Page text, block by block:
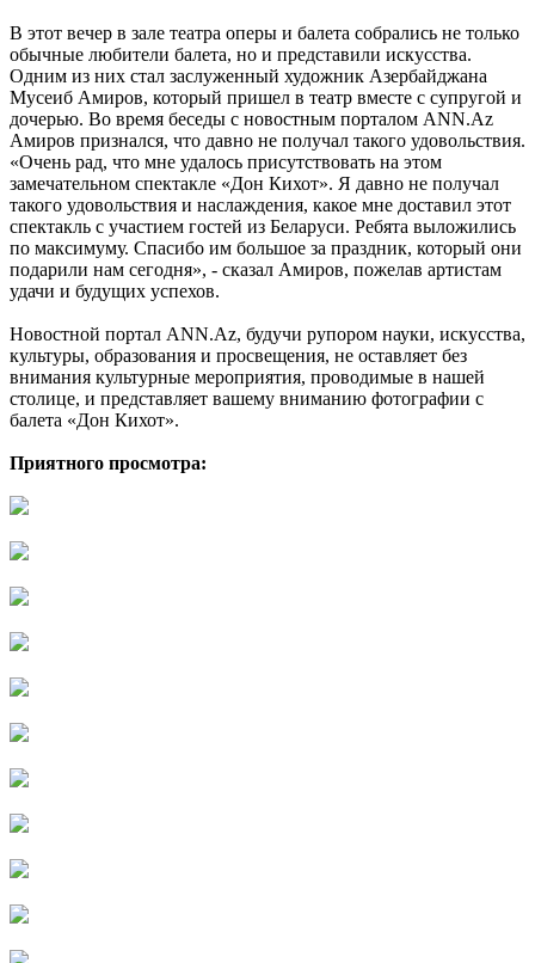
В этот вечер в зале театра оперы и балета собрались не только
обычные любители балета, но и представили искусства.
Одним из них стал заслуженный художник Азербайджана
Мусеиб Амиров, который пришел в театр вместе с супругой и
дочерью. Во время беседы с новостным порталом ANN.Az
Амиров признался, что давно не получал такого удовольствия.
«Очень рад, что мне удалось присутствовать на этом
замечательном спектакле «Дон Кихот». Я давно не получал
такого удовольствия и наслаждения, какое мне доставил этот
спектакль с участием гостей из Беларуси. Ребята выложились
по максимуму. Спасибо им большое за праздник, который они
подарили нам сегодня», - сказал Амиров, пожелав артистам
удачи и будущих успехов.
Новостной портал ANN.Az, будучи рупором науки, искусства,
культуры, образования и просвещения, не оставляет без
внимания культурные мероприятия, проводимые в нашей
столице, и представляет вашему вниманию фотографии с
балета «Дон Кихот».
Приятного просмотра: